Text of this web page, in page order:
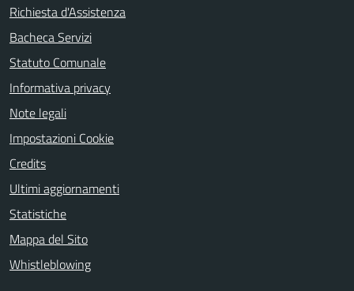
Richiesta d'Assistenza
Bacheca Servizi
Statuto Comunale
Informativa privacy
Note legali
Impostazioni Cookie
Credits
Ultimi aggiornamenti
Statistiche
Mappa del Sito
Whistleblowing